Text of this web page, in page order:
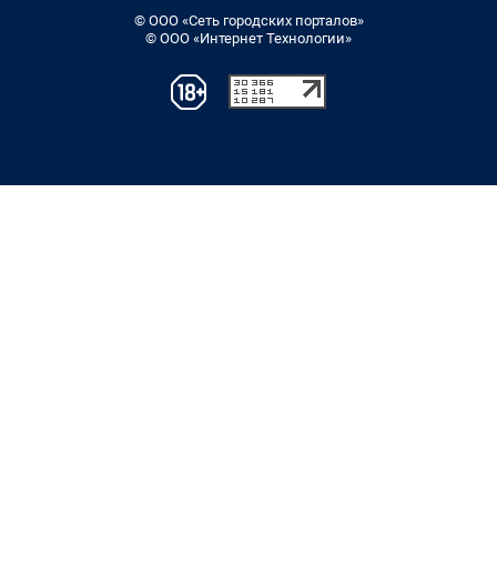
© ООО «Сеть городских порталов»
© ООО «Интернет Технологии»